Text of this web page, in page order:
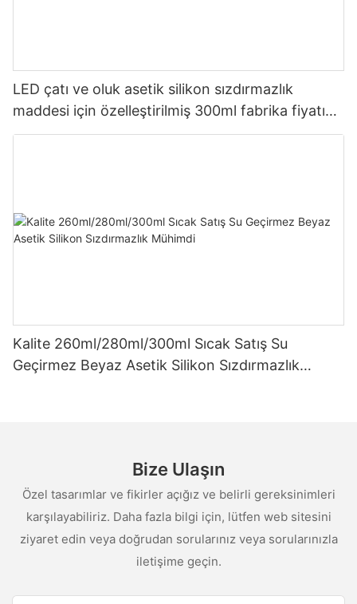
LED çatı ve oluk asetik silikon sızdırmazlık
maddesi için özelleştirilmiş 300ml fabrika fiyatı
şeffaflık dolgu macunu
Kalite 260ml/280ml/300ml Sıcak Satış Su
Geçirmez Beyaz Asetik Silikon Sızdırmazlık
Bize Ulaşın
Özel tasarımlar ve fikirler açığız ve belirli gereksinimleri
karşılayabiliriz. Daha fazla bilgi için, lütfen web sitesini
ziyaret edin veya doğrudan sorularınız veya sorularınızla
iletişime geçin.